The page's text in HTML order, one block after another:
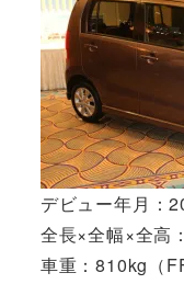
デビュー年月：
全長×全幅×全高
車重：810kg（